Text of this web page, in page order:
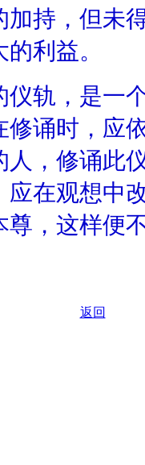
加持，但未
利益。
轨，是一个
修诵时，应
人，修诵此
应在观想中
尊，这样便
返回